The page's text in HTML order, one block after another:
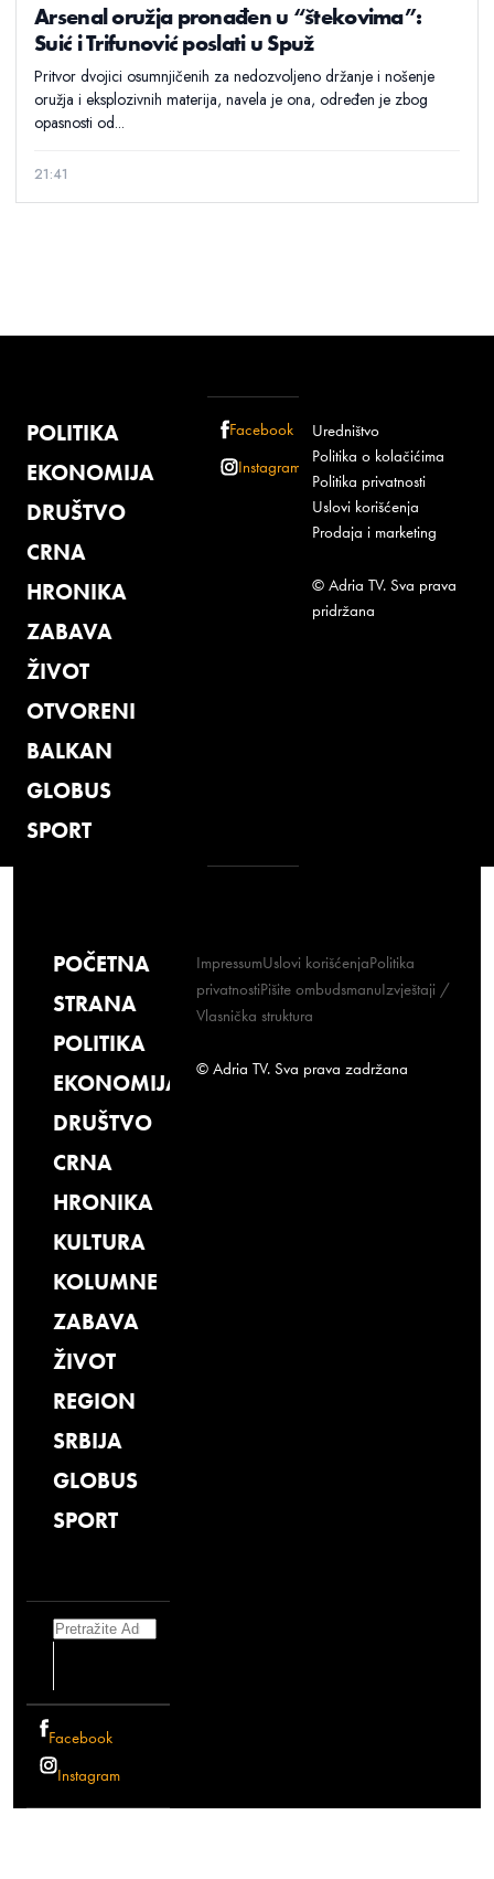
Arsenal oružja pronađen u “štekovima”:
Suić i Trifunović poslati u Spuž
Pritvor dvojici osumnjičenih za nedozvoljeno držanje i nošenje
oružja i eksplozivnih materija, navela je ona, određen je zbog
opasnosti od...
21:41
POLITIKA
EKONOMIJA
DRUŠTVO
CRNA
HRONIKA
ZABAVA
ŽIVOT
OTVORENI
BALKAN
GLOBUS
SPORT
Facebook
Instagram
Uredništvo
Politika o kolačićima
Politika privatnosti
Uslovi korišćenja
Prodaja i marketing
© Adria TV. Sva prava
pridržana
POČETNA
STRANA
POLITIKA
EKONOMIJA
DRUŠTVO
CRNA
HRONIKA
KULTURA
KOLUMNE
ZABAVA
ŽIVOT
REGION
SRBIJA
GLOBUS
SPORT
Search
Facebook
Instagram
ImpressumUslovi korišćenjaPolitika
privatnostiPišite ombudsmanuIzvještaji /
Vlasnička struktura
© Adria TV. Sva prava zadržana